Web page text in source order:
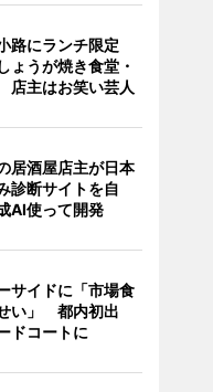
路にランチ限定
ょうが焼き食堂・
主はお笑い芸人
居酒屋店主が日本
診断サイトを自
使って開発
サイドに「市場食
い」 都内初出
ドコートに